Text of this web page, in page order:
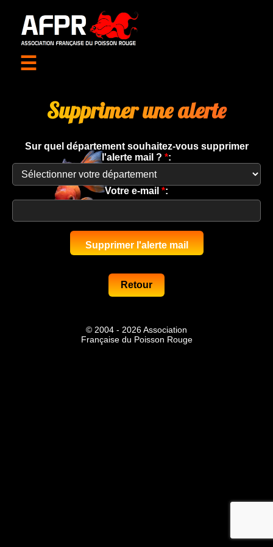
☰
Supprimer une alerte
Sur quel département souhaitez-vous supprimer
l'alerte mail ? *:
Votre e-mail *:
© 2004 - 2026 Association
Française du Poisson Rouge